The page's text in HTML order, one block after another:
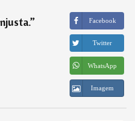
”
Facebook
Twitter
WhatsApp
Imagem